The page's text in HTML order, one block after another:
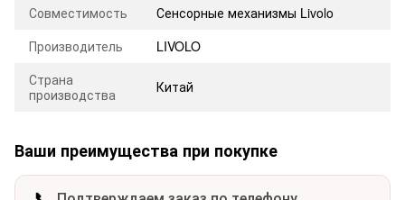
Совместимость
Сенсорные механизмы Livolo
Производитель
LIVOLO
Страна
производства
Китай
Ваши преимущества при покупке